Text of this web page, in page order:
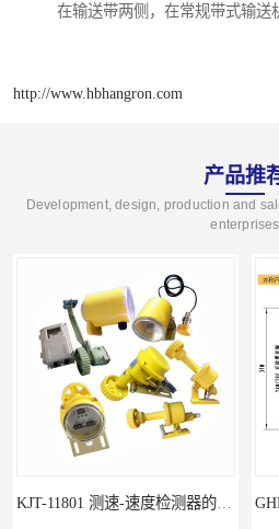
在输送带两侧，在常规带式输送
http://www.hbhangron.com
产品推
Development, design, production and
enterprises